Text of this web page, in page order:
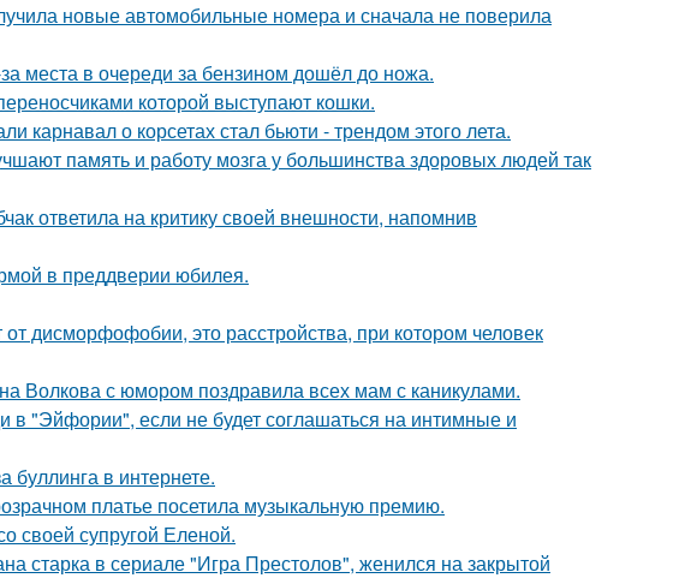
новые автомобильные номера и сначала не поверила
места в очереди за бензином дошёл до ножа.
которой выступают кошки.
карнавал о корсетах стал бьюти - трендом этого лета.
память и работу мозга у большинства здоровых людей так
ответила на критику своей внешности, напомнив
в преддверии юбилея.
дисморфофобии, это расстройства, при котором человек
Волкова с юмором поздравила всех мам с каникулами.
в "Эйфории", если не будет соглашаться на интимные и
буллинга в интернете.
платье посетила музыкальную премию.
своей супругой Еленой.
старка в сериале "Игра Престолов", женился на закрытой